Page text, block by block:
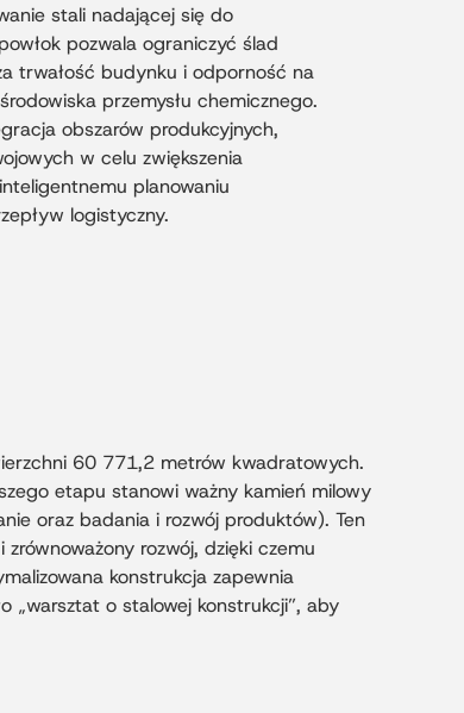
stali nadającej się do
pozwala ograniczyć ślad
trwałość budynku i odporność na
przemysłu chemicznego.
obszarów produkcyjnych,
w celu zwiększenia
planowaniu
logistyczny.
60 771,2 metrów kwadratowych.
etapu stanowi ważny kamień milowy
oraz badania i rozwój produktów). Ten
rozwój, dzięki czemu
konstrukcja zapewnia
„warsztat o stalowej konstrukcji”, aby